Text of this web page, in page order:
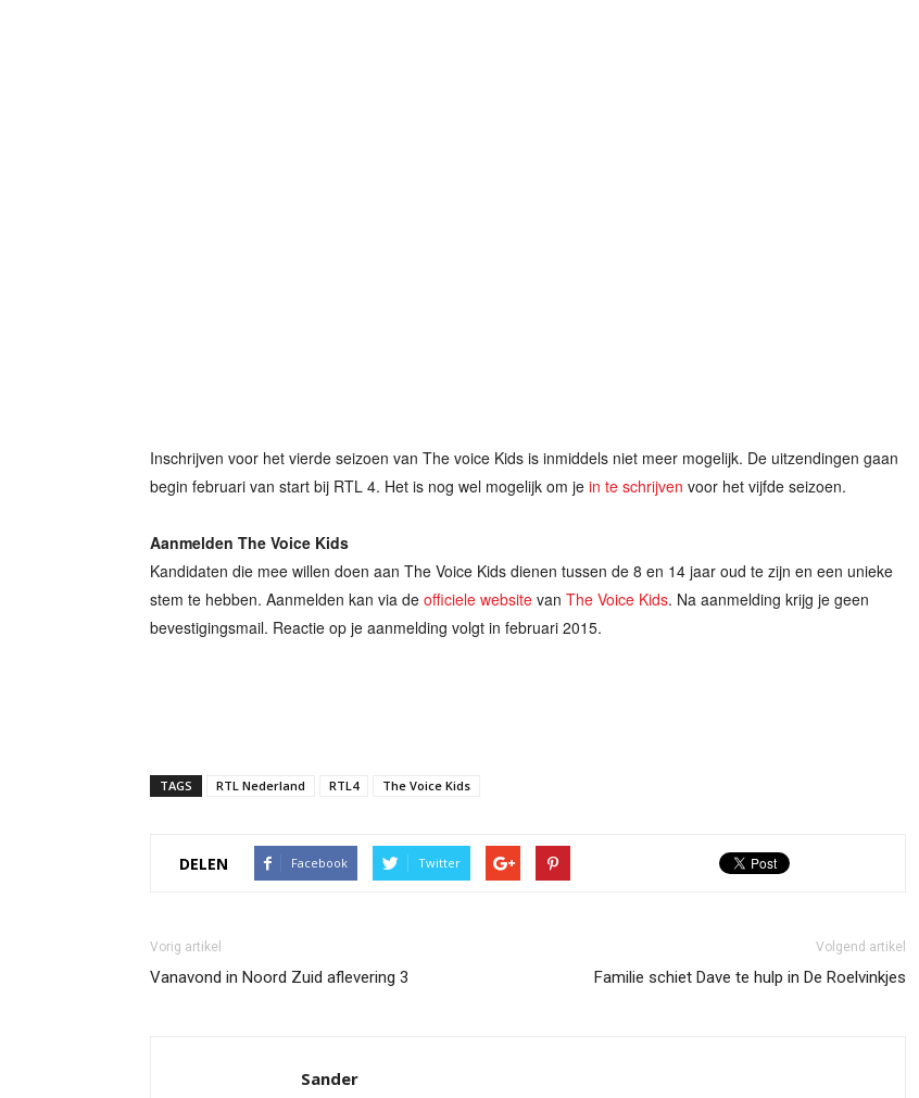
Inschrijven voor het vierde seizoen van The voice Kids is inmiddels niet meer mogelijk. De uitzendingen gaan
begin februari van start bij RTL 4. Het is nog wel mogelijk om je in te schrijven voor het vijfde seizoen.
Aanmelden The Voice Kids
Kandidaten die mee willen doen aan The Voice Kids dienen tussen de 8 en 14 jaar oud te zijn en een unieke
stem te hebben. Aanmelden kan via de officiele website van The Voice Kids. Na aanmelding krijg je geen
bevestigingsmail. Reactie op je aanmelding volgt in februari 2015.
TAGS RTL Nederland RTL4 The Voice Kids
DELEN Facebook Twitter
Vorig artikel
Vanavond in Noord Zuid aflevering 3
Volgend artikel
Familie schiet Dave te hulp in De Roelvinkjes
Sander